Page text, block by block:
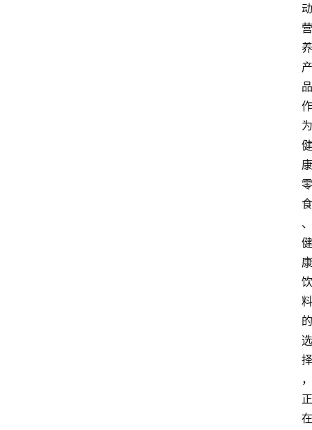
动
营
养
产
品
作
为
健
康
零
食
、
健
康
饮
料
的
选
择
，
正
在